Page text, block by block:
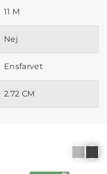
11 M
Nej
Ensfarvet
2.72 CM